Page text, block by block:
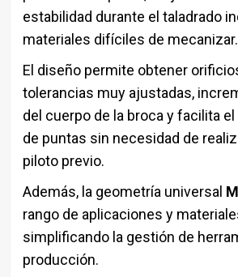
estabilidad durante el taladrado
materiales difíciles de mecanizar.
El diseño permite obtener
tolerancias muy ajustadas,
del cuerpo de la broca y facilita
de puntas sin necesidad de
piloto previo.
Además, la geometría universal
rango de aplicaciones y
simplificando la gestión de
producción.